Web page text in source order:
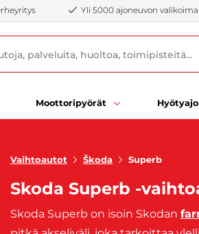
Yli 5000 ajoneuvon valikoima
Moottoripyörät
Vaihtoautot Škoda Superb
Skoda Superb -
Skoda Superb on isoin Skodan